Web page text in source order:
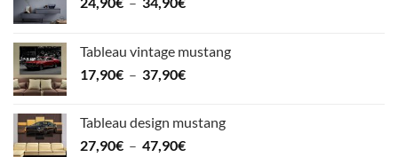
24,90€
à
Tableau vintage mustang
17,90€ – 37,90€Plage
17,90€
à
Tableau design mustang
27,90€ – 47,90€Plage